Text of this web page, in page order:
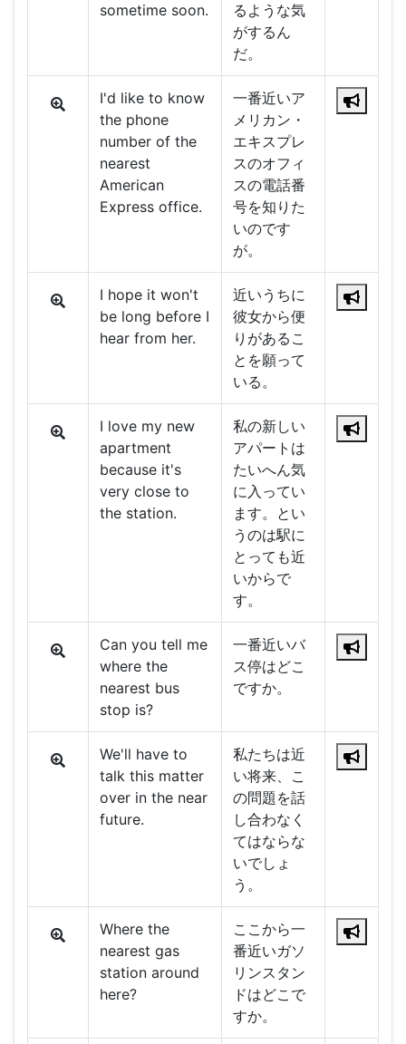
sometime soon.
るような気
がするん
だ。
I'd like to know
the phone
number of the
nearest
American
Express office.
一番近いア
メリカン・
エキスプレ
スのオフィ
スの電話番
号を知りた
いのです
が。
I hope it won't
be long before I
hear from her.
近いうちに
彼女から便
りがあるこ
とを願って
いる。
I love my new
apartment
because it's
very close to
the station.
私の新しい
アパートは
たいへん気
に入ってい
ます。とい
うのは駅に
とっても近
いからで
す。
Can you tell me
where the
nearest bus
stop is?
一番近いバ
ス停はどこ
ですか。
We'll have to
talk this matter
over in the near
future.
私たちは近
い将来、こ
の問題を話
し合わなく
てはならな
いでしょ
う。
Where the
nearest gas
station around
here?
ここから一
番近いガソ
リンスタン
ドはどこで
すか。